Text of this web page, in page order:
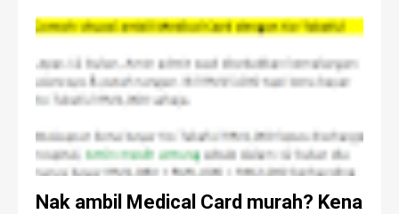
Nak ambil Medical Card murah? Kena